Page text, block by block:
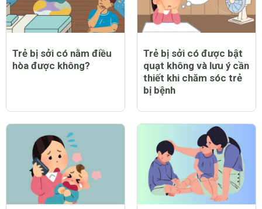
Trẻ bị sởi có nằm điều
hòa được không?
Trẻ bị sởi có được bật
quạt không và lưu ý cần
thiết khi chăm sóc trẻ
bị bệnh